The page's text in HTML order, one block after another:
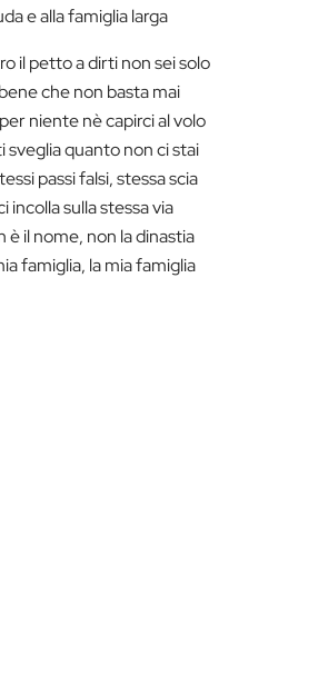
e alla famiglia larga
il petto a dirti non sei solo
che non basta mai
niente nè capirci al volo
sveglia quanto non ci stai
passi falsi, stessa scia
incolla sulla stessa via
è il nome, non la dinastia
famiglia, la mia famiglia